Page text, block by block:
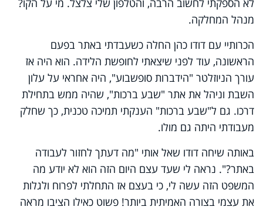
לא הספקתי לחשוב הרבה, והטלפון שלי צלצל. מי על הקו?
מנהל המחלקה.
הכרותיי עם דודו כהן החלה כשעבדתי באתר בפעם
הראשונה, עוד לפני שיצאתי לחופשת הלידה. הוא היה אז
עורך הניוזלטר "הידברות סופשבוע", היה אחראי על עלון
השבת וניהל את אתר "שבע ברכות", שהיה ממש בתחילת
דרכו. גם ל"שבע ברכות" הענקתי תמיכה טכנית, כך שחלק
מעבודתי היתה גם מולו.
באותה שיחה דודו שאל אותי "מה דעתך לחזור לעבודה
באתר?". נראה לי שעד עצם היום הזה הוא לא יודע מה
המשפט הזה עשה לי, כי בעצם אז התחלתי לפרוח ולגלות
את עצמי בצורה האמיתית ביותר! פשוט כאילו הציבו מראה